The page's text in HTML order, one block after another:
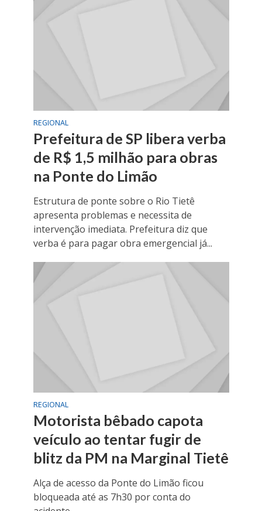
REGIONAL
Prefeitura de SP libera verba
de R$ 1,5 milhão para obras
na Ponte do Limão
Estrutura de ponte sobre o Rio Tietê
apresenta problemas e necessita de
intervenção imediata. Prefeitura diz que
verba é para pagar obra emergencial já...
REGIONAL
Motorista bêbado capota
veículo ao tentar fugir de
blitz da PM na Marginal Tietê
Alça de acesso da Ponte do Limão ficou
bloqueada até as 7h30 por conta do